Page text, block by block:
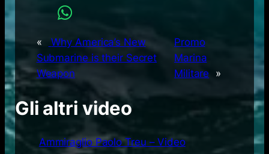
«
Why America’s New
Submarine is their Secret
Weapon
Promo
Marina
Militare
»
Gli altri video
Ammiraglio Paolo Treu – Video